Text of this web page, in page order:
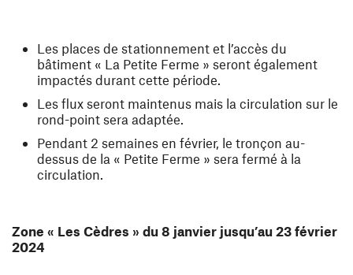
Les places de stationnement et l’accès du
bâtiment « La Petite Ferme » seront également
impactés durant cette période.
Les flux seront maintenus mais la circulation sur le
rond-point sera adaptée.
Pendant 2 semaines en février, le tronçon au-
dessus de la « Petite Ferme » sera fermé à la
circulation.
Zone « Les Cèdres » du 8 janvier jusqu’au 23 février
2024